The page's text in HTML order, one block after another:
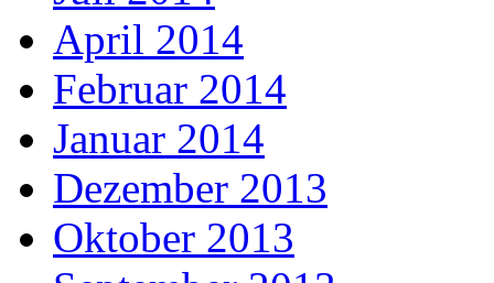
April 2014
Februar 2014
Januar 2014
Dezember 2013
Oktober 2013